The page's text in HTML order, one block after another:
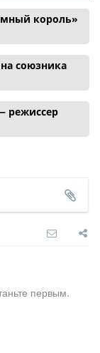
король»
союзника
режиссер
первым.